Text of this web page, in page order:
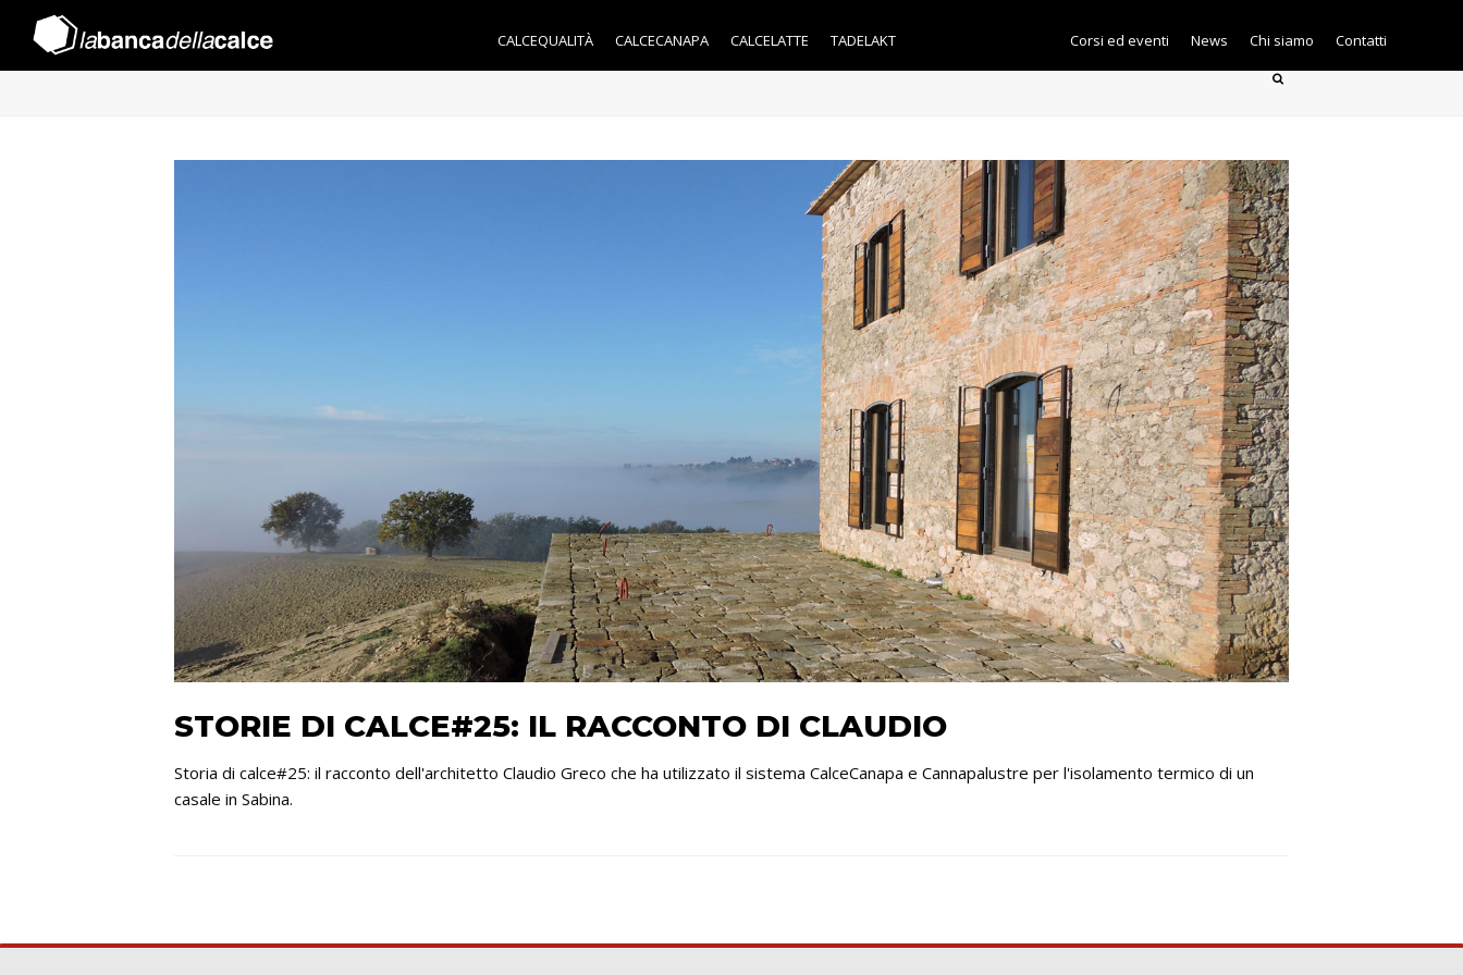
CALCEQUALITÀ CALCECANAPA CALCELATTE TADELAKT Corsi ed eventi News Chi siamo Contatti
STORIE DI CALCE#25: IL RACCONTO DI CLAUDIO
Storia di calce#25: il racconto dell'architetto Claudio Greco che ha utilizzato il sistema CalceCanapa e Cannapalustre per l'isolamento termico di un
casale in Sabina.